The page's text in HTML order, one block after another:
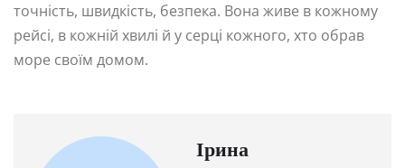
точність, швидкість, безпека. Вона живе в кожному
рейсі, в кожній хвилі й у серці кожного, хто обрав
море своїм домом.
Ірина